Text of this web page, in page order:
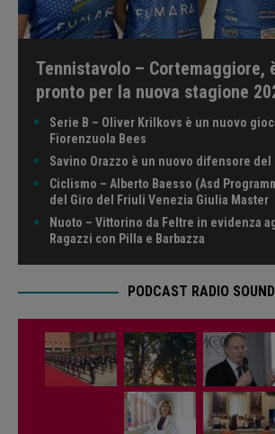
Tennistavolo – Cortemaggiore,
pronto per la nuova stagione
Serie B – Oliver Krilkovs è un nuovo
Fiorenzuola Bees
Savino Orazzo è un nuovo difensore
Ciclismo – Alberto Baesso (Asd
del Giro del Friuli Venezia Giulia Master
Nuoto – Vittorino da Feltre in evidenza
Ragazzi con Pilla e Barbazza
PODCAST RADIO SOUND